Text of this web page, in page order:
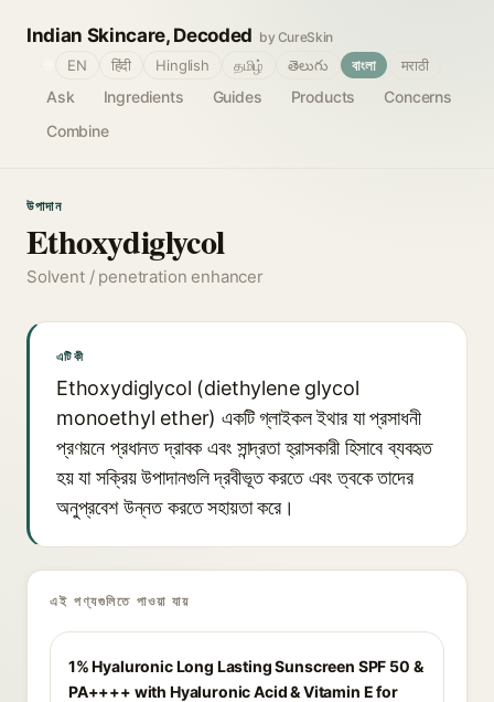
Indian Skincare, Decoded by CureSkin
Ask Ingredients Guides Products
Concerns
Combine
EN हिंदी Hinglish தமிழ் తెలుగు বাংলা मराठी
উপাদান
Ethoxydiglycol
Solvent / penetration enhancer
এটি কী
Ethoxydiglycol (diethylene glycol
monoethyl ether) একটি গ্লাইকল ইথার যা প্রসাধনী
প্রণয়নে প্রধানত দ্রাবক এবং সান্দ্রতা হ্রাসকারী হিসাবে ব্যবহৃত
হয় যা সক্রিয় উপাদানগুলি দ্রবীভূত করতে এবং ত্বকে তাদের
অনুপ্রবেশ উন্নত করতে সহায়তা করে।
এই পণ্যগুলিতে পাওয়া যায়
1% Hyaluronic Long Lasting Sunscreen SPF 50 &
PA++++ with Hyaluronic Acid & Vitamin E for